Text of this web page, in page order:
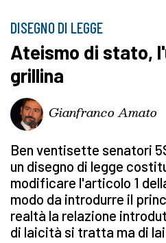
DISEGNO DI LEGGE
Ateismo di stato,
grillina
Gianfranco Amato
Ben ventisette senatori
un disegno di legge
modificare l'articolo 1
modo da introdurre il
realtà la relazione
di laicità si tratta ma di